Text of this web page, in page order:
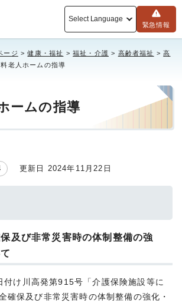
Select Language
緊急情報
ージ >健康・福祉 >福祉・介護 > 高齢者福祉 >高
老人ホームの指導
ームの指導
更新日 2024年11月22日
及び非常災害時の体制整備の強
け川高発第915号「介護保険施設等に
確保及び非常災害時の体制整備の強化・